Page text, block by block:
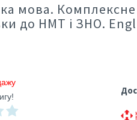
мова.
до НМТ і ЗНО.